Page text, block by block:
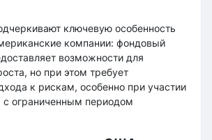
ключевую особенность
компании: фондовый
возможности для
но при этом требует
к рискам, особенно при участии
с ограниченным периодом